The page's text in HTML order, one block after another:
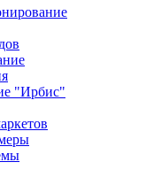
"Ирбис"